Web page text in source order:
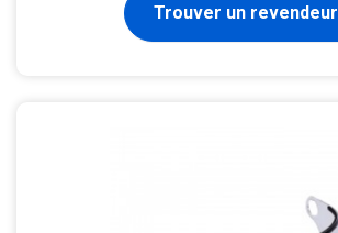
Trouver un revendeur